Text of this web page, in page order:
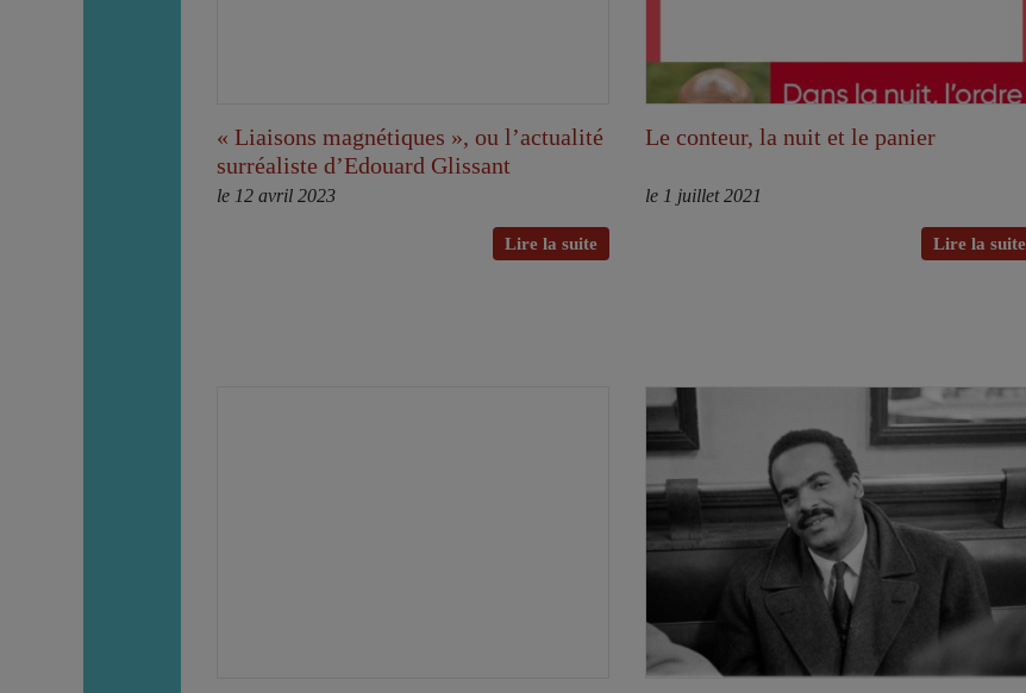
« Liaisons magnétiques », ou l’actualité
surréaliste d’Edouard Glissant
le 12 avril 2023
Lire la suite
Le conteur, la nuit et le panier
le 1 juillet 2021
Lire la suite